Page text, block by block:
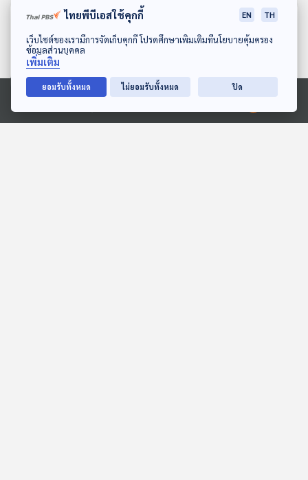
ดาวน์โหลด Thai PBS Podcast Application
Ⓒ 2020 องค์การกระจายเสียงและแพร่ภาพสาธารณะแห่งประเทศไทย
ตอนที่เกี่ยวข้องไทยพีบีเอสใช้คุกกี้ EN TH
เว็บไซต์ของเรามีการจัดเก็บคุกกี้ โปรดศึกษาเพิ่มเติมที่นโยบายคุ้มครอง
ข้อมูลส่วนบุคคล
เพิ่มเติม
ยอมรับทั้งหมด ไม่ยอมรับทั้งหมด ปิด